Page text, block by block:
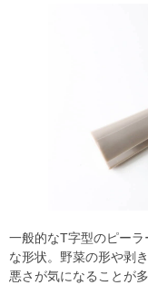
一般的なT字型のピー
な形状。野菜の形や剥
悪さが気になることが